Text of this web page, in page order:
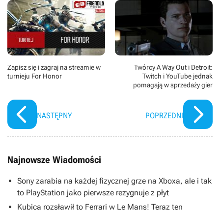
Zapisz się i zagraj na streamie w
turnieju For Honor
NASTĘPNY
Twórcy A Way Out i Detroit:
Twitch i YouTube jednak
pomagają w sprzedaży gier
POPRZEDNI
Najnowsze Wiadomości
Sony zarabia na każdej fizycznej grze na Xboxa, ale i tak
to PlayStation jako pierwsze rezygnuje z płyt
Kubica rozsławił to Ferrari w Le Mans! Teraz ten